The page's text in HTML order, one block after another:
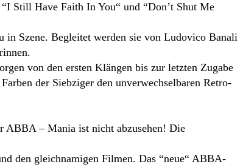
Still Have Faith In You“ und “Don’t Shut Me
in Szene. Begleitet werden sie von Ludovico Banali
von den ersten Klängen bis zur letzten Zugabe
der Siebziger den unverwechselbaren Retro-
ABBA – Mania ist nicht abzusehen! Die
den gleichnamigen Filmen. Das “neue“ ABBA-